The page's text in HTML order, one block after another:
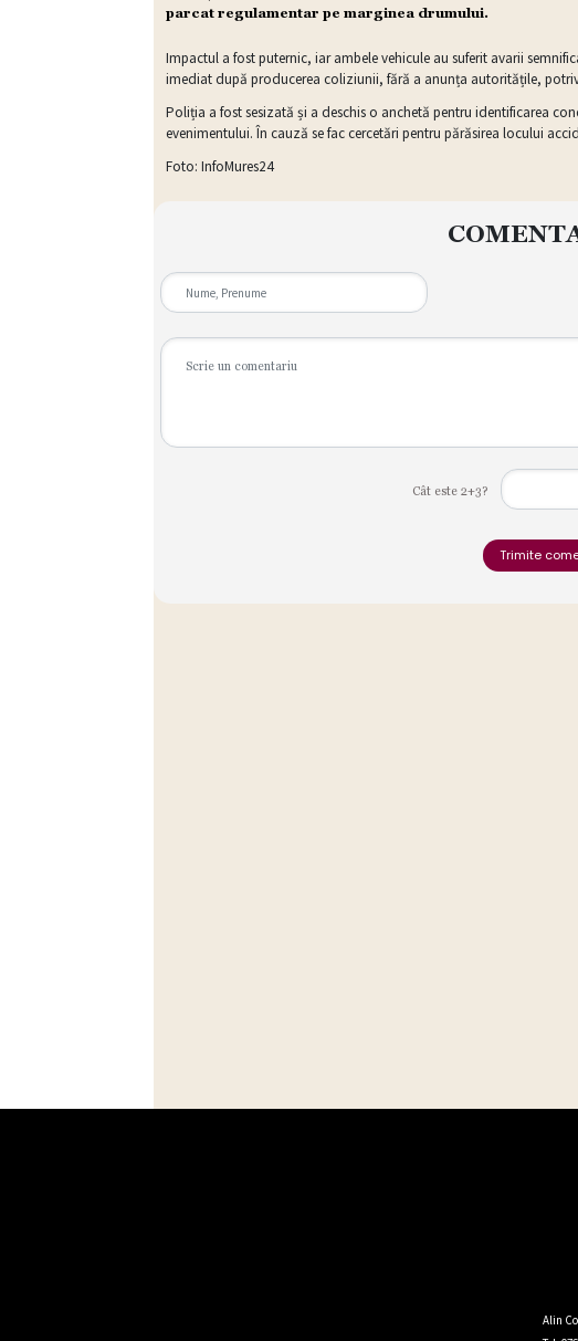
parcat regulamentar pe marginea drumului.
Impactul a fost puternic, iar ambele vehicule au suferit avarii
imediat după producerea coliziunii, fără a anunța autoritățile,
Poliția a fost sesizată și a deschis o anchetă pentru identificarea
evenimentului. În cauză se fac cercetări pentru părăsirea locului
Foto: InfoMures24
Cât este 2+3?
Trimite
Alin